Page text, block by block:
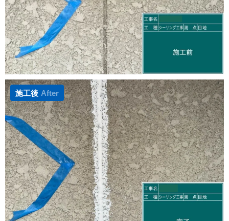
施工後 After